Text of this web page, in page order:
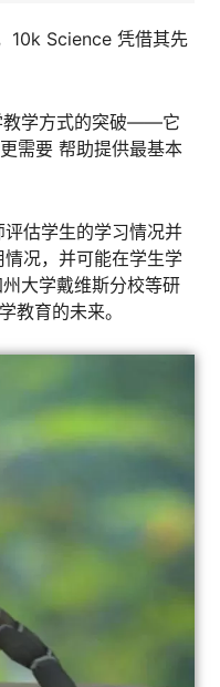
10k Science 凭借其先
教学方式的突破——它
需要 帮助提供最基本
估学生的学习情况并
况，并可能在学生学
大学戴维斯分校等研
教育的未来。